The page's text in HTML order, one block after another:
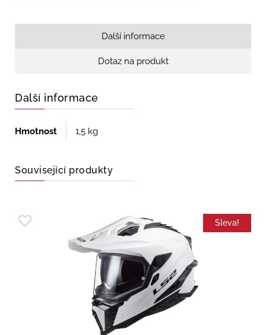
Další informace
Dotaz na produkt
Další informace
Hmotnost 1,5 kg
Související produkty
Sleva!